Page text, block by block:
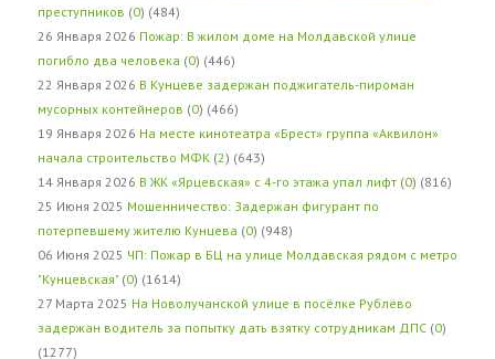
преступников (0) (484)
26 Января 2026 Пожар: В жилом доме на Молдавской улице
погибло два человека (0) (446)
22 Января 2026 В Кунцеве задержан поджигатель-пироман
мусорных контейнеров (0) (466)
19 Января 2026 На месте кинотеатра «Брест» группа «Аквилон»
начала строительство МФК (2) (643)
14 Января 2026 В ЖК «Ярцевская» с 4-го этажа упал лифт (0) (816)
25 Июня 2025 Мошенничество: Задержан фигурант по
потерпевшему жителю Кунцева (0) (948)
06 Июня 2025 ЧП: Пожар в БЦ на улице Молдавская рядом с метро
"Кунцевская" (0) (1614)
27 Марта 2025 На Новолучанской улице в посёлке Рублёво
задержан водитель за попытку дать взятку сотрудникам ДПС (0)
(1277)